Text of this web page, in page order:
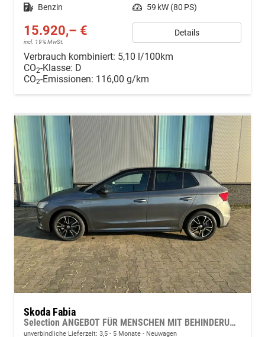
Kraftstoff Benzin Leistung 59 kW (80 PS)
15.920,– €
incl. 19% MwSt.
Details
Verbrauch kombiniert: 5,10 l/100km
CO2-Klasse: D
CO2-Emissionen: 116,00 g/km
Skoda Fabia
Selection ANGEBOT FÜR MENSCHEN MIT BEHINDERUNG AB 50%! 1.0 TSI 95PS, LED-Scheinwerfer, M-Lederlenkrad, Nebelscheinwerfer, Parksensoren hinten, Sitzheizung, Tempomat, Klimaanlage, Infotainment 8", Fußmatten, 4fach elektr. Fensterheber, Mittelarmlehne vorne
unverbindliche Lieferzeit: 3,5 - 5 Monate Neuwagen